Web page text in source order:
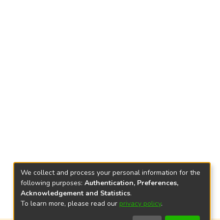
We collect and process your personal information for the
following purposes: Authentication, Preferences,
Acknowledgement and Statistics.
To learn more, please read our privacy policy.